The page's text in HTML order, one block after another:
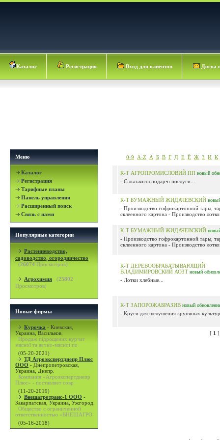
Каталог Регистрация Вход для клиентов Доска
Меню
Каталог
Регистрация
Тарифные планы
Панель управления
Расширенный поиск
Связь с нами
Популярные категории
Растениеводство,
садоводство, огородничество
(26074 Просмотров)
Агрохимия (25802
Просмотров)
Новые фирмы
Курочка - Киевская,
Украина, Васильков.
Продаж підрощених курчат
мясної та яєчно-мясної по
(05-20-2021)
ТД Агроэкспертднепр Плюс
ООО - Днепропетровская,
Украина, Днепр.
Компания «Агроэкспертднепр
Плюс» - поставляет совр
(11-20-2019)
Внешагротранс-1 ООО -
Закарпатская, Украина, Ужгород.
Общество с ограниченной
ответственностью «ВНЕШАГРО
(05-16-2018)
0-9 A-Z А Б В Г Д Е Ё Ж З И К
К-Т АГРОПРОМИСЛОВИЙ ПП новый
- Сільськогосподарчі послуги...
К-Т БУМАЖНЫЙ ЖИДАЧЕВСКИЙ
- Производство гофрокартонной тары,
склеенного картона - Производство
К-Т БУМАЖНЫЙ ЖИДАЧЕВСКИЙ
- Производство гофрокартонной тары,
склеенного картона - Производство
К-Т ДЕРЕВООБРАБАТЫВАЮЩИЙ
ВЛАДИМИРОВСКИЙ АОЗТ новый
- Лотки хлебные...
К-Т ЗАПОРОЖАБРАЗИВ новый
- Круги для шелушения крупяных
[ 1